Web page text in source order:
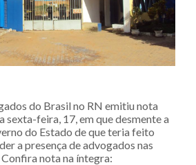
do Brasil no RN emitiu nota
sexta-feira, 17, em que desmente a
do Estado de que teria feito
a presença de advogados nas
nota na íntegra: